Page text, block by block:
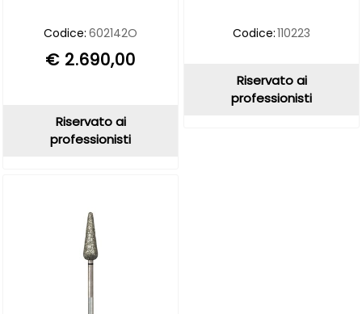
Codice: 602142O
€ 2.690,00
Riservato ai
professionisti
Codice:110223
Riservato ai
professionisti